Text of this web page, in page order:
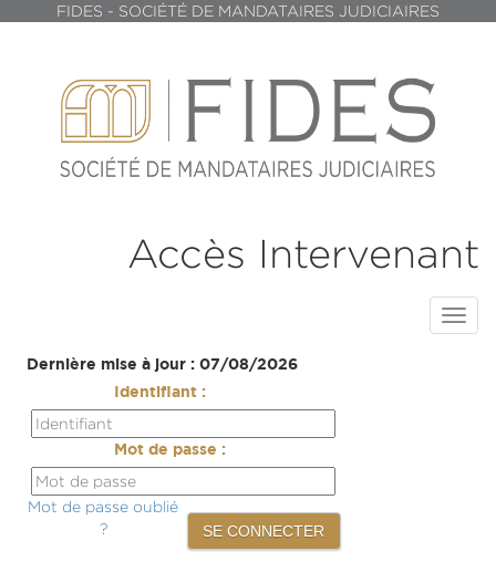
FIDES - SOCIÉTÉ DE MANDATAIRES JUDICIAIRES
Accès Intervenant
Dernière mise à jour : 07/08/2026
Identifiant :
Mot de passe :
Mot de passe oublié
?